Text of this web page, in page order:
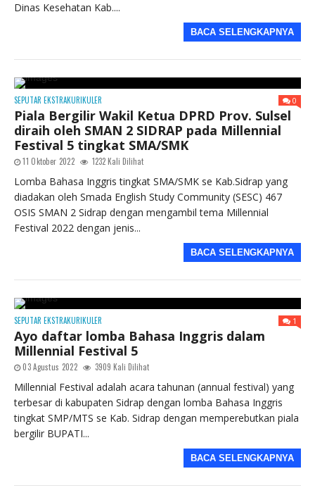
Dinas Kesehatan Kab....
BACA SELENGKAPNYA
SEPUTAR EKSTRAKURIKULER 0
Piala Bergilir Wakil Ketua DPRD Prov. Sulsel
diraih oleh SMAN 2 SIDRAP pada Millennial
Festival 5 tingkat SMA/SMK
11 Oktober 2022 1232 Kali Dilihat
Lomba Bahasa Inggris tingkat SMA/SMK se Kab.Sidrap yang
diadakan oleh Smada English Study Community (SESC) 467
OSIS SMAN 2 Sidrap dengan mengambil tema Millennial
Festival 2022 dengan jenis...
BACA SELENGKAPNYA
SEPUTAR EKSTRAKURIKULER 1
Ayo daftar lomba Bahasa Inggris dalam
Millennial Festival 5
03 Agustus 2022 3909 Kali Dilihat
Millennial Festival adalah acara tahunan (annual festival) yang
terbesar di kabupaten Sidrap dengan lomba Bahasa Inggris
tingkat SMP/MTS se Kab. Sidrap dengan memperebutkan piala
bergilir BUPATI...
BACA SELENGKAPNYA